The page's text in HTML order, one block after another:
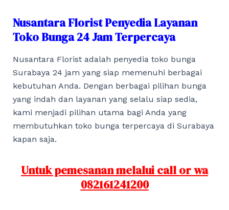
Nusantara Florist Penyedia Layanan
Toko Bunga 24 Jam Terpercaya
Nusantara Florist adalah penyedia toko bunga
Surabaya 24 jam yang siap memenuhi berbagai
kebutuhan Anda. Dengan berbagai pilihan bunga
yang indah dan layanan yang selalu siap sedia,
kami menjadi pilihan utama bagi Anda yang
membutuhkan toko bunga terpercaya di Surabaya
kapan saja.
Untuk pemesanan melalui call or wa
082161241200